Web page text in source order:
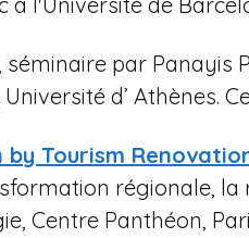
séminaire par Panayis
d’ Athènes.
Tourism
régionale,
Centre Panthéon,